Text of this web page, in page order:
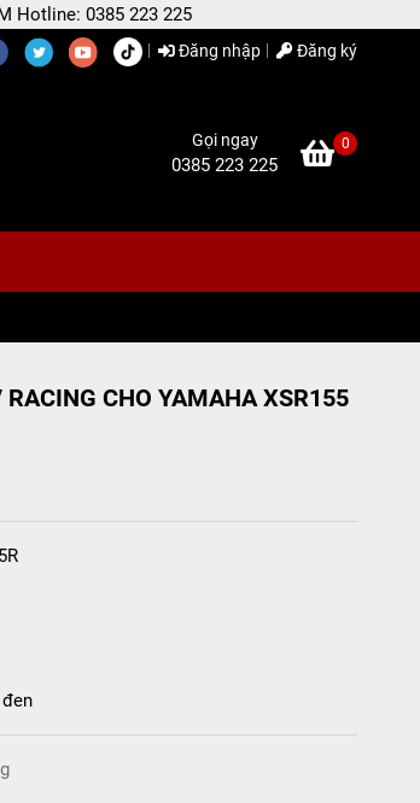
Đăng nhập Đăng ký
Gọi ngay
0385 223 225
0
CHO YAMAHA XSR155
Hotline: 0385 223 225